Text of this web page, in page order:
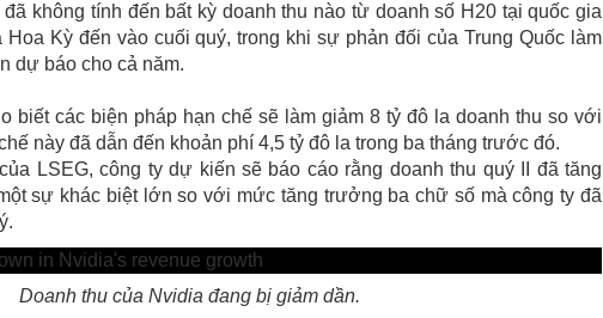
không tính đến bất kỳ doanh thu nào từ doanh số H20 tại quốc gia
Kỳ đến vào cuối quý, trong khi sự phản đối của Trung Quốc làm
dự báo cho cả năm.
biết các biện pháp hạn chế sẽ làm giảm 8 tỷ đô la doanh thu so với
này đã dẫn đến khoản phí 4,5 tỷ đô la trong ba tháng trước đó.
LSEG, công ty dự kiến ​​sẽ báo cáo rằng doanh thu quý II đã tăng
sự khác biệt lớn so với mức tăng trưởng ba chữ số mà công ty đã
Doanh thu của Nvidia đang bị giảm dần.